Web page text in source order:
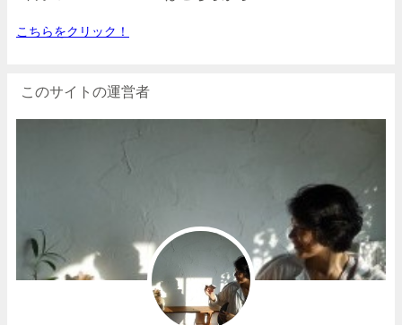
こちらをクリック！
このサイトの運営者